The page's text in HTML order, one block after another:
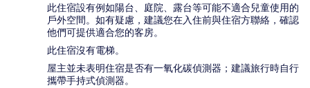
此住宿設有例如陽台、庭院、露台等可能不適合兒童使用的
戶外空間。如有疑慮，建議您在入住前與住宿方聯絡，確認
他們可提供適合您的客房。
此住宿沒有電梯。
屋主並未表明住宿是否有一氧化碳偵測器；建議旅行時自行
攜帶手持式偵測器。